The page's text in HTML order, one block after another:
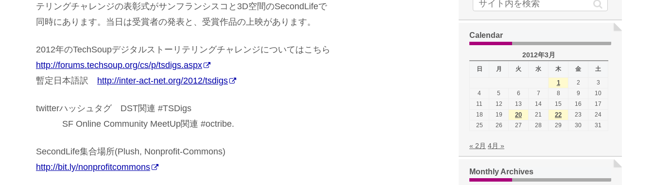
テリングチャレンジの表彰式がサンフランシスコと3D空間のSecondLifeで
同時にあります。当日は受賞者の発表と、受賞作品の上映があります。
2012年のTechSoupデジタルストーリテリングチャレンジについてはこちら
http://forums.techsoup.org/cs/p/tsdigs.aspx
暫定日本語訳 http://inter-act-net.org/2012/tsdigs
twitterハッシュタグ DST関連 #TSDigs
SF Online Community MeetUp関連 #octribe.
SecondLife集合場所(Plush, Nonprofit-Commons)
http://bit.ly/nonprofitcommons
Calendar
2012年3月
日 月 火 水 木 金 土
1 2
3
4
5 6 7 8 9
10
11
12 13 14 15 16
17
18
19 20 21 22 23
24
25
26 27 28 29 30 31
« 2月 4月 »
Monthly Archives